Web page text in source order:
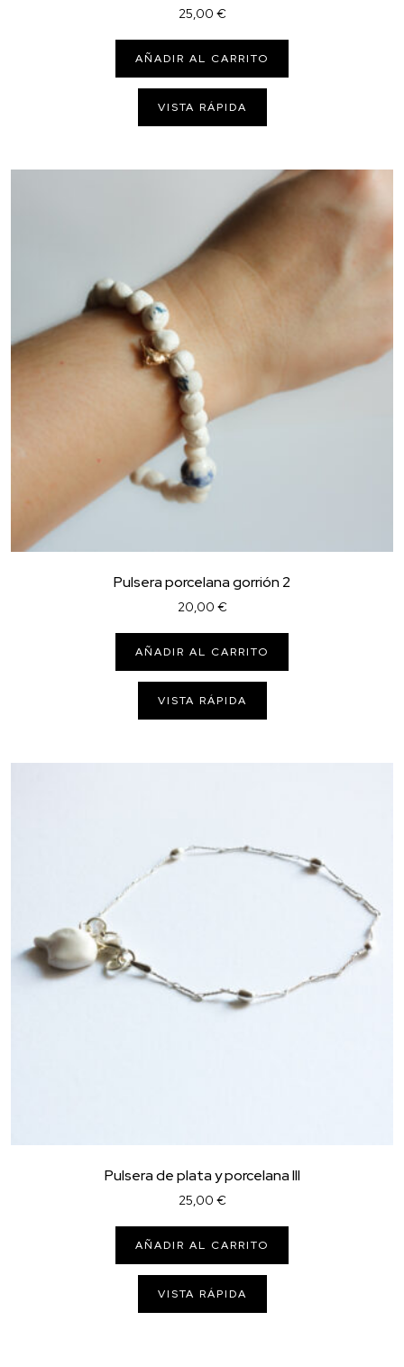
25,00 €
AÑADIR AL CARRITO
VISTA RÁPIDA
Pulsera porcelana gorrión 2
20,00 €
AÑADIR AL CARRITO
VISTA RÁPIDA
Pulsera de plata y porcelana III
25,00 €
AÑADIR AL CARRITO
VISTA RÁPIDA